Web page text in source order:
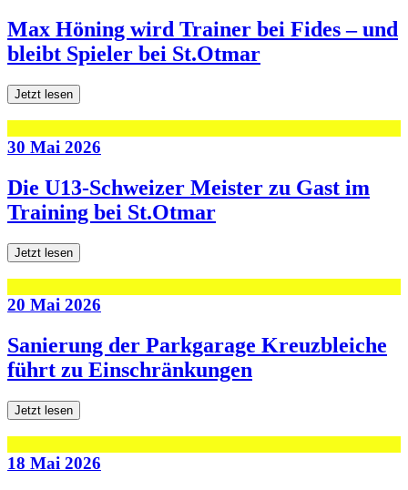
Max Höning wird Trainer bei Fides – und
bleibt Spieler bei St.Otmar
Jetzt lesen
30 Mai 2026
Die U13-Schweizer Meister zu Gast im
Training bei St.Otmar
Jetzt lesen
20 Mai 2026
Sanierung der Parkgarage Kreuzbleiche
führt zu Einschränkungen
Jetzt lesen
18 Mai 2026